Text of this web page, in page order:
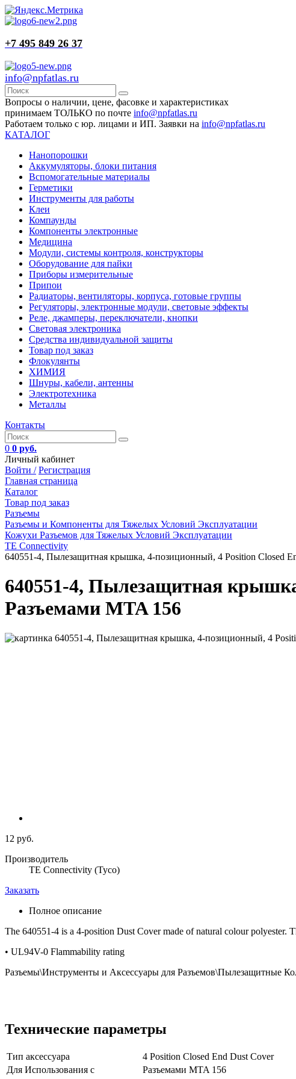
+7 495 849 26 37
info@npfatlas.ru
Вопросы о наличии, цене, фасовке и характеристиках
принимаем ТОЛЬКО по почте info@npfatlas.ru
Работаем только с юр. лицами и ИП. Заявки на info@npfatlas.ru
КАТАЛОГ
Нанопорошки
Аккумуляторы, блоки питания
Вспомогательные материалы
Герметики
Инструменты для работы
Клеи
Компаунды
Компоненты электронные
Медицина
Модули, системы контроля, конструкторы
Оборудование для пайки
Приборы измерительные
Припои
Радиаторы, вентиляторы, корпуса, готовые группы
Регуляторы, электронные модули, световые эффекты
Реле, джамперы, переключатели, кнопки
Световая электроника
Средства индивидуальной защиты
Товар под заказ
Флокулянты
ХИМИЯ
Шнуры, кабели, антенны
Электротехника
Металлы
Контакты
0 0 руб.
Личный кабинет
Войти / Регистрация
Главная страница
Каталог
Товар под заказ
Разъемы
Разъемы и Компоненты для Тяжелых Условий Эксплуатации
Кожухи Разъемов для Тяжелых Условий Эксплуатации
TE Connectivity
640551-4, Пылезащитная крышка, 4-позиционный, 4 Position Closed
640551-4, Пылезащитная
Разъемами MTA 156
12 руб.
Производитель
TE Connectivity (Tyco)
Заказать
Полное описание
The 640551-4 is a 4-position Dust Cover made of natural colour polyester.
• UL94V-0 Flammability rating
Разъемы\Инструменты и Аксессуары для Разъемов\Пылезащитные
Технические параметры
Тип аксессуара
4 Position Closed End Dust Cover
Для Использования с
Разъемами MTA 156